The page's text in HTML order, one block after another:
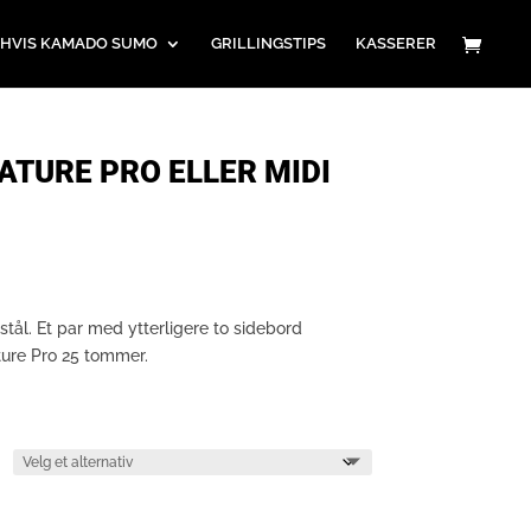
HVIS KAMADO SUMO GRILLINGSTIPS KASSERER
PRO ELLER MIDI
Et par med ytterligere to sidebord
Pro 25 tommer.